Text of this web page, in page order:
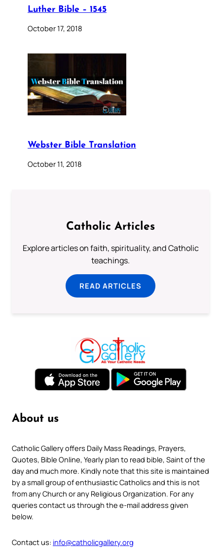
Luther Bible – 1545
October 17, 2018
Webster Bible Translation
October 11, 2018
Catholic Articles
Explore articles on faith, spirituality, and Catholic
teachings.
READ ARTICLES
About us
Catholic Gallery offers Daily Mass Readings, Prayers,
Quotes, Bible Online, Yearly plan to read bible, Saint of the
day and much more. Kindly note that this site is maintained
by a small group of enthusiastic Catholics and this is not
from any Church or any Religious Organization. For any
queries contact us through the e-mail address given
below.
Contact us: info@catholicgallery.org